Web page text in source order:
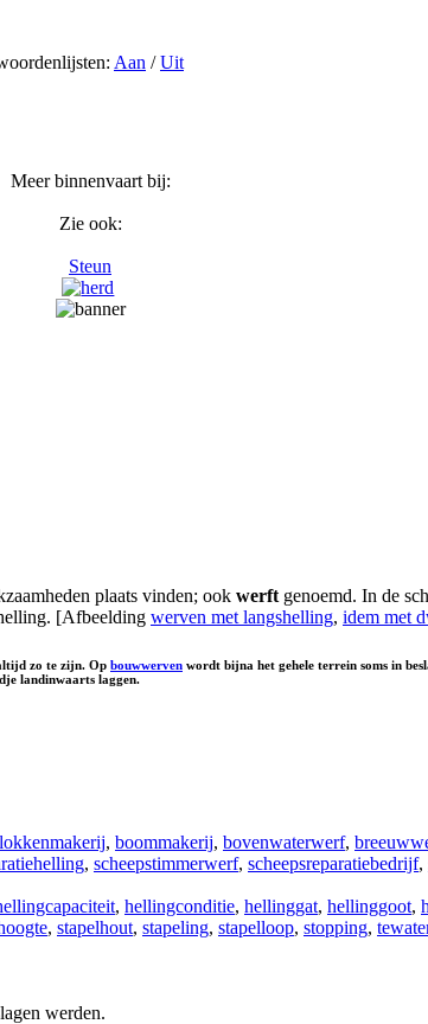
Aan /Uit
Meer binnenvaart bij:
Zie ook:
Steun
plaats vinden; ook werft genoemd. In de
[Afbeelding werven met langshelling, idem met
zo te zijn. Op bouwwerven wordt bijna het gehele terrein soms in
landinwaarts laggen.
, boommakerij, bovenwaterwerf,
, scheepstimmerwerf, scheepsreparatiebedrijf,
, hellingconditie, hellinggat, hellinggoot,
, stapelhout, stapeling, stapelloop, stopping,
werden.